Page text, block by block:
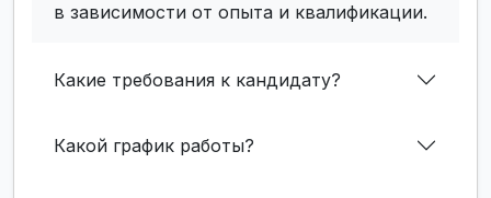
в зависимости от опыта и квалификации.
Какие требования к кандидату?
Какой график работы?